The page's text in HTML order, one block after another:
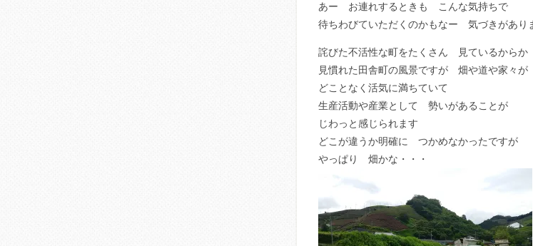
あー お連れするときも こんな気持ちで
待ちわびていただくのかもなー 気づきがあり
詫びた不活性な町をたくさん 見ているからか
見慣れた田舎町の風景ですが 畑や道や家々が
どことなく活気に満ちていて
生産活動や産業として 勢いがあることが
じわっと感じられます
どこが違うか明確に つかめなかったですが
やっぱり 畑かな・・・